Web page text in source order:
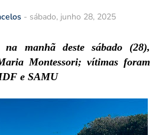
- sábado, junho 28, 2025
na manhã deste sábado (28),
Montessori; vítimas foram
e SAMU